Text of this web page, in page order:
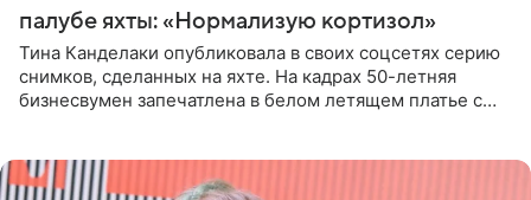
палубе яхты: «Нормализую кортизол»
Тина Канделаки опубликовала в своих соцсетях серию
снимков, сделанных на яхте. На кадрах 50-летняя
бизнесвумен запечатлена в белом летящем платье с